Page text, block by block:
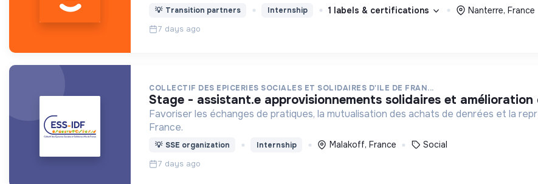
💡 Transition partners Internship 1 labels & certifications Nanterre, France
7 days ago
COLLECTIF DES EPICERIES SOCIALES ET SOLIDAIRES D'ILE DE FRAN...
stage - assistant.e approvisionnements solidaires et
Favoriser les échanges de pratiques, la mutualisation des achats de denrées et la
France.
💡 SSE organization Internship Malakoff, France Social
7 days ago